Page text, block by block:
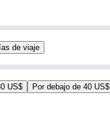
de viaje
US$
Por debajo de 40 US$